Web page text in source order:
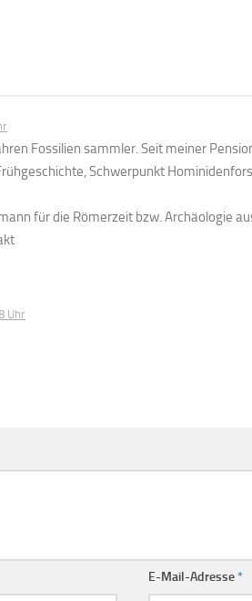
Fossilien sammler. Seit meiner
Schwerpunkt
für die Römerzeit bzw. Archäologie
Uhr
E-Mail-Adresse*